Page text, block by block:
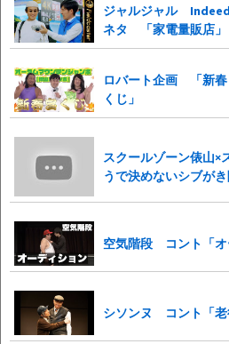
ジャルジャル Indeed
ネタ 「家電量販店」
ロバート企画 「新春
くじ」
スクールゾーン俵山
うで決めないシブがき
空気階段 コント「オ
シソンヌ コント「老